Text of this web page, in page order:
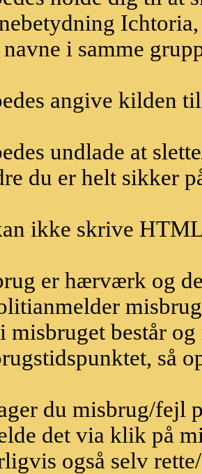
i samme
angive kilden
undlade at
du er helt sikker
ikke skrive
er hærværk og
misbruget består
så
du misbrug/fejl
det via klik på
også selv